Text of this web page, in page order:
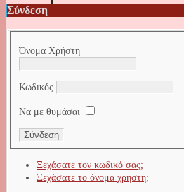
Σύνδεση
Όνομα Χρήστη
Κωδικός
Να με θυμάσαι
Ξεχάσατε τον κωδικό σας;
Ξεχάσατε το όνομα χρήστη;